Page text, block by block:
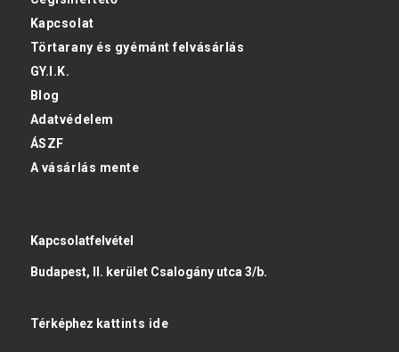
Kapcsolat
Törtarany és gyémánt felvásárlás
GY.I.K.
Blog
Adatvédelem
ÁSZF
A vásárlás mente
Kapcsolatfelvétel
Budapest, II. kerület Csalogány utca 3/b.
Térképhez kattints ide